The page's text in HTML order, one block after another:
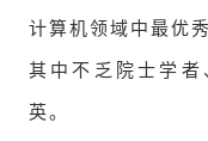
计算机领域中最优
其中不乏院士学
英。